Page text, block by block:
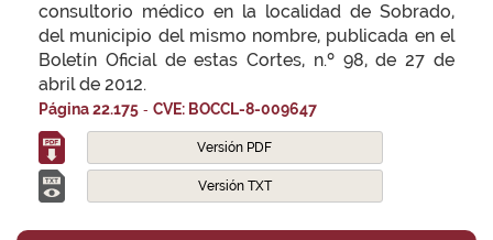
consultorio médico en la localidad de Sobrado,
del municipio del mismo nombre, publicada en el
Boletín Oficial de estas Cortes, n.º 98, de 27 de
abril de 2012.
Página 22.175 - CVE: BOCCL-8-009647
Versión PDF
Versión TXT